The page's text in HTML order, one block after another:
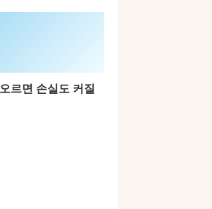
르면 손실도 커질